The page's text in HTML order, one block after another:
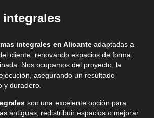
integrales
integrales en Alicante adaptadas a
cliente, renovando espacios de forma
Nos ocupamos del proyecto, la
asegurando un resultado
y duradero.
son una excelente opción para
antiguas, redistribuir espacios o mejorar